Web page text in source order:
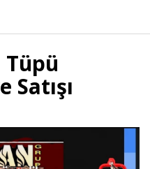
Tüpü
Satışı